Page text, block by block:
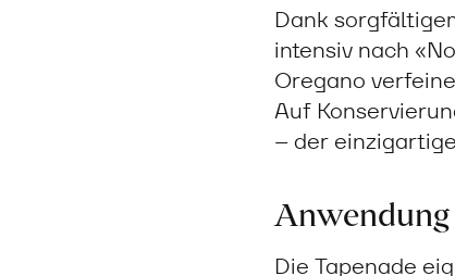
Dank
intensiv nach
Oregano
Auf
– der
Anwendung
Die Tapenade